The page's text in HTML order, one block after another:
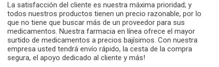
La satisfacción del cliente es nuestra máxima prioridad; y
todos nuestros productos tienen un precio razonable, por lo
que no tiene que buscar más de un proveedor para sus
medicamentos. Nuestra farmacia en línea ofrece el mayor
surtido de medicamentos a precios bajísimos. Con nuestra
empresa usted tendrá envío rápido, la cesta de la compra
segura, el apoyo dedicado al cliente y más!